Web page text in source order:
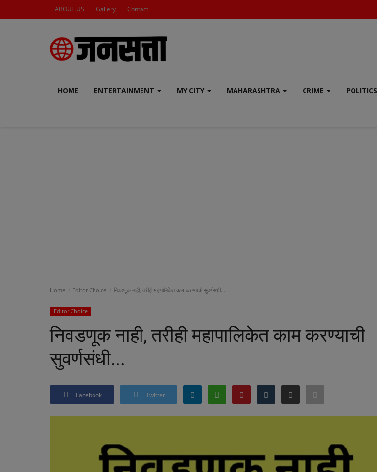
ABOUT US Gallery Contact
HOME ENTERTAINMENT MY CITY MAHARASHTRA CRIME POLITICS
Home Editor Choice निवडणूक नाही, तरीही महापालिकेत काम करण्याची सुवर्णसंधी...
Editor Choice
निवडणूक नाही, तरीही महापालिकेत काम करण्याची
सुवर्णसंधी...
Facebook Twitter